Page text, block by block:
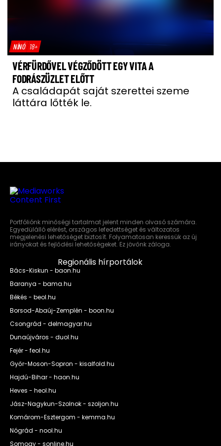
NÍNÓ 18+
VÉRFÜRDŐVEL VÉGZŐDÖTT EGY VITA A
FODRÁSZÜZLET ELŐTT
A családapát saját szerettei szeme
láttára lőtték le.
Portfóliónk minőségi tartalmat jelent minden olvasó számára.
Egyedülálló elérést, országos lefedettséget és változatos
megjelenési lehetőséget biztosít. Folyamatosan keressük az új
irányokat és fejlődési lehetőségeket. Ez jövőnk záloga.
Regionális hírportálok
Bács-Kiskun - baon.hu
Baranya - bama.hu
Békés - beol.hu
Borsod-Abaúj-Zemplén - boon.hu
Csongrád - delmagyar.hu
Dunaújváros - duol.hu
Fejér - feol.hu
Győr-Moson-Sopron - kisalfold.hu
Hajdú-Bihar - haon.hu
Heves - heol.hu
Jász-Nagykun-Szolnok - szoljon.hu
Komárom-Esztergom - kemma.hu
Nógrád - nool.hu
Somogy - sonline.hu